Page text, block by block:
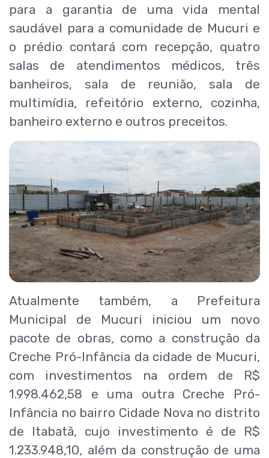
para a garantia de uma vida mental
saudável para a comunidade de Mucuri e
o prédio contará com recepção, quatro
salas de atendimentos médicos, três
banheiros, sala de reunião, sala de
multimídia, refeitório externo, cozinha,
banheiro externo e outros preceitos.
Atualmente também, a Prefeitura
Municipal de Mucuri iniciou um novo
pacote de obras, como a construção da
Creche Pró-Infância da cidade de Mucuri,
com investimentos na ordem de R$
1.998.462,58 e uma outra Creche Pró-
Infância no bairro Cidade Nova no distrito
de Itabatã, cujo investimento é de R$
1.233.948,10, além da construção de uma